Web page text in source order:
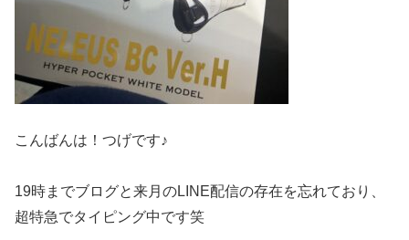
こんばんは！つげです♪
19時までブログと来月のLINE配信の存在を忘れており、
超特急でタイピング中です笑